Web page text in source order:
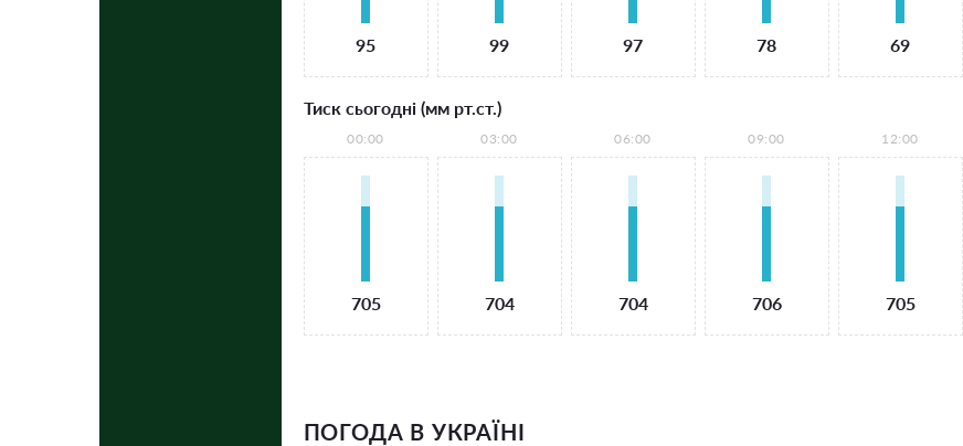
95 99 97 78 69
Тиск сьогодні (мм рт.ст.)
00:00
705
03:00
704
06:00
704
09:00
706
12:00
705
ПОГОДА В УКРАЇНІ